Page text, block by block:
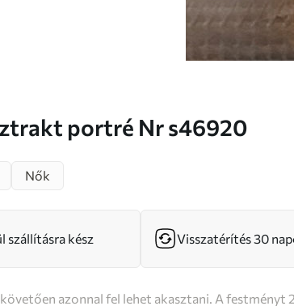
Absztrakt portré Nr s46920
Nők
szállításra kész Visszatérítés 30
azonnal fel lehet akasztani. A festményt